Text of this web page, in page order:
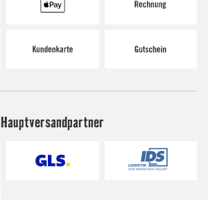
Hauptversandpartner